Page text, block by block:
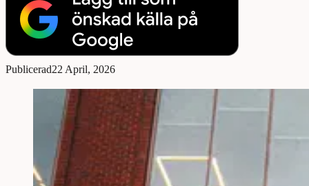
Publicerad22 April, 2026